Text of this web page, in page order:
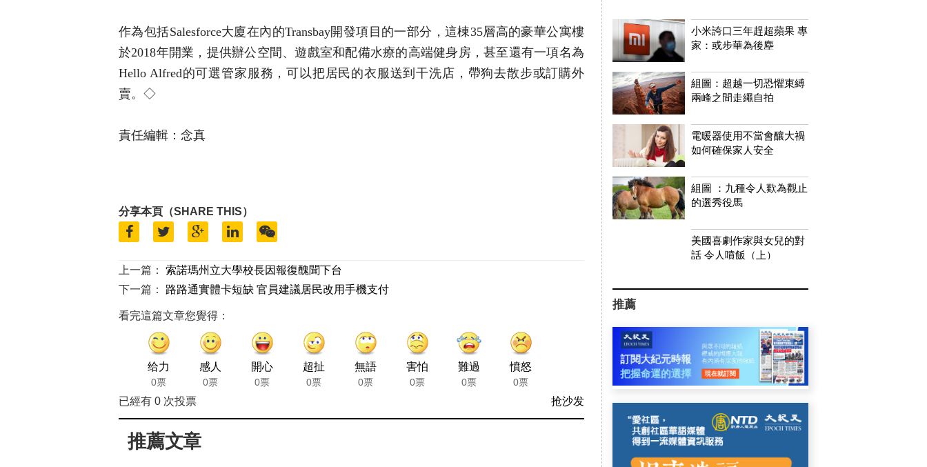
作為包括Salesforce大廈在內的Transbay開發項目的一部分，這棟35層高的豪華公寓樓
於2018年開業，提供辦公空間、遊戲室和配備水療的高端健身房，甚至還有一項名為
Hello Alfred的可選管家服務，可以把居民的衣服送到干洗店，帶狗去散步或訂購外
賣。◇
責任編輯：念真
分享本頁（SHARE THIS）
上一篇：
索諾瑪州立大學校長因報復醜聞下台
下一篇：
路路通實體卡短缺 官員建議居民改用手機支付
看完這篇文章您覺得：
给力
0票
感人
0票
開心
0票
超扯
0票
無語
0票
害怕
0票
難過
0票
憤怒
0票
已經有 0 次投票 抢沙发
推薦文章
小米誇口三年趕超蘋果 專
家：或步華為後塵
組圖：超越一切恐懼束縛
兩峰之間走繩自拍
電暖器使用不當會釀大禍
如何確保家人安全
組圖 ：九種令人歎為觀止
的選秀役馬
美國喜劇作家與女兒的對
話 令人噴飯（上）
推薦